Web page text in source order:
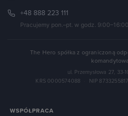
+48 888 223 111
Pracujemy pon.–pt. w godz. 9:00–16:00
The Hero spółka z ograniczoną
ul. Przemysłowa 27, 33-
KRS 0000574088
NIP 8733255817
WSPÓŁPRACA